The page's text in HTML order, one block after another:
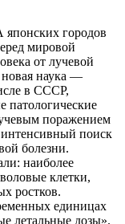
городов
мировой
от лучевой
новая наука —
в СССР,
патологические
поражением
поиск
болезни.
наиболее
клетки,
ростков.
единицах
летальные дозы».